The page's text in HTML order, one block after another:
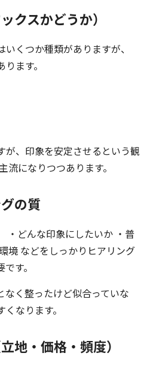
クスかどうか）
くつか種類がありますが、
ます。
が、印象を安定させるという観
流になりつつあります。
の質
・どんな印象にしたいか ・普
境 などをしっかりヒアリング
す。
なく整ったけど似合っていな
なります。
地・価格・頻度）